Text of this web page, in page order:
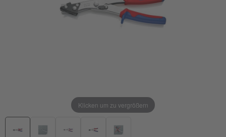
Klicken um zu vergrößern